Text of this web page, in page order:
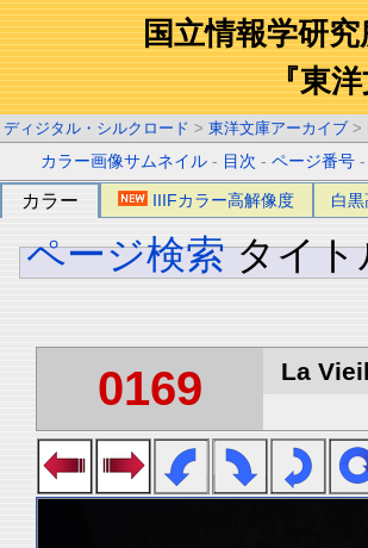
国立情報学研
『東
ディジタル・シルクロード > 東洋文庫アーカイブ >
カラー画像サムネイル - 目次 -ページ番号
カラー IIIFカラー高解像度 白
ページ検索 タイ
0169 La